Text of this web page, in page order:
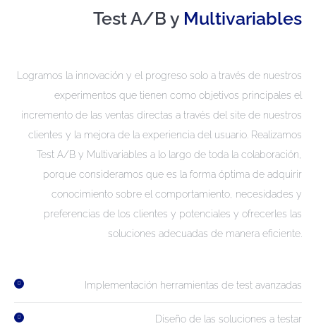
Test A/B y Multivariables
Logramos la innovación y el progreso solo a través de nuestros
experimentos que tienen como objetivos principales el
incremento de las ventas directas a través del site de nuestros
clientes y la mejora de la experiencia del usuario. Realizamos
Test A/B y Multivariables a lo largo de toda la colaboración,
porque consideramos que es la forma óptima de adquirir
conocimiento sobre el comportamiento, necesidades y
preferencias de los clientes y potenciales y ofrecerles las
soluciones adecuadas de manera eficiente.
Implementación herramientas de test avanzadas
Diseño de las soluciones a testar